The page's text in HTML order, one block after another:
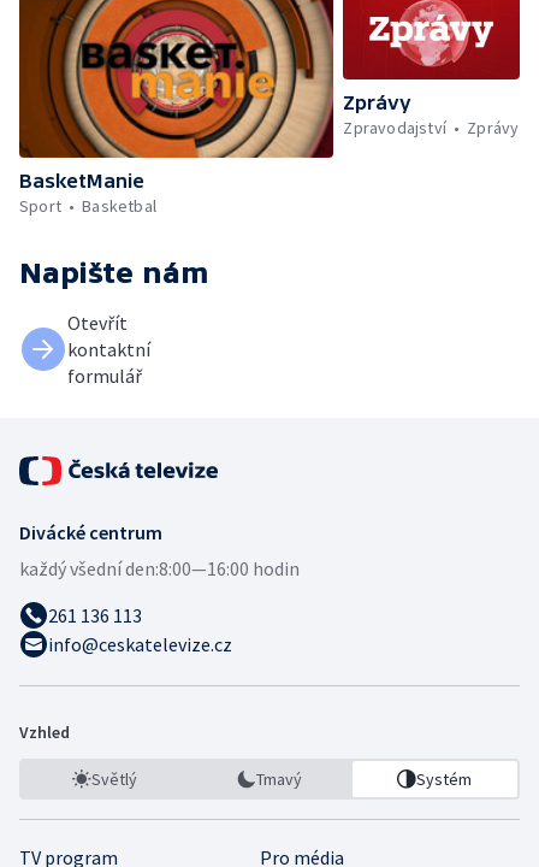
BasketManie
Sport
Basketbal
Zprávy
Zpravodajství
Zprávy
Napište nám
Otevřít
kontaktní
formulář
Divácké centrum
každý všední den:8:00—16:00 hodin
261 136 113
info@ceskatelevize.cz
Vzhled
Světlý Tmavý Systém
TV program Pro média